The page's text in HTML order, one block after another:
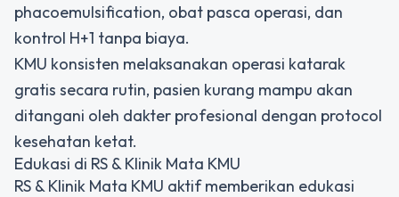
phacoemulsification, obat pasca operasi, dan
kontrol H+1 tanpa biaya.
KMU konsisten melaksanakan operasi katarak
gratis secara rutin, pasien kurang mampu akan
ditangani oleh dakter profesional dengan protocol
kesehatan ketat.
Edukasi di RS & Klinik Mata KMU
RS & Klinik Mata KMU aktif memberikan edukasi